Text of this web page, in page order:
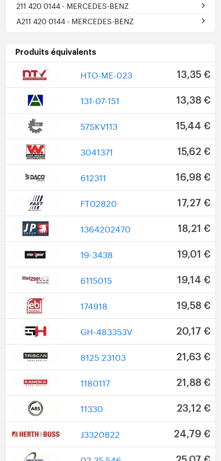
211 420 0144 - MERCEDES-BENZ
A211 420 0144 - MERCEDES-BENZ
Produits équivalents
HTO-ME-023 13,35 €
131-07-151 13,38 €
57SKV113 15,44 €
3041371 15,62 €
612311 16,98 €
FT02820 17,27 €
1364202470 18,21 €
19-3438 19,01 €
6115015 19,14 €
174918 19,58 €
GH-483353V 20,17 €
8125 23103 21,63 €
1180117 21,88 €
11330 23,12 €
J3320822 24,79 €